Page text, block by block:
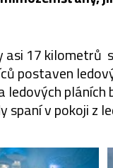
asi 17 kilometrů
postaven
spaní v pokoji z